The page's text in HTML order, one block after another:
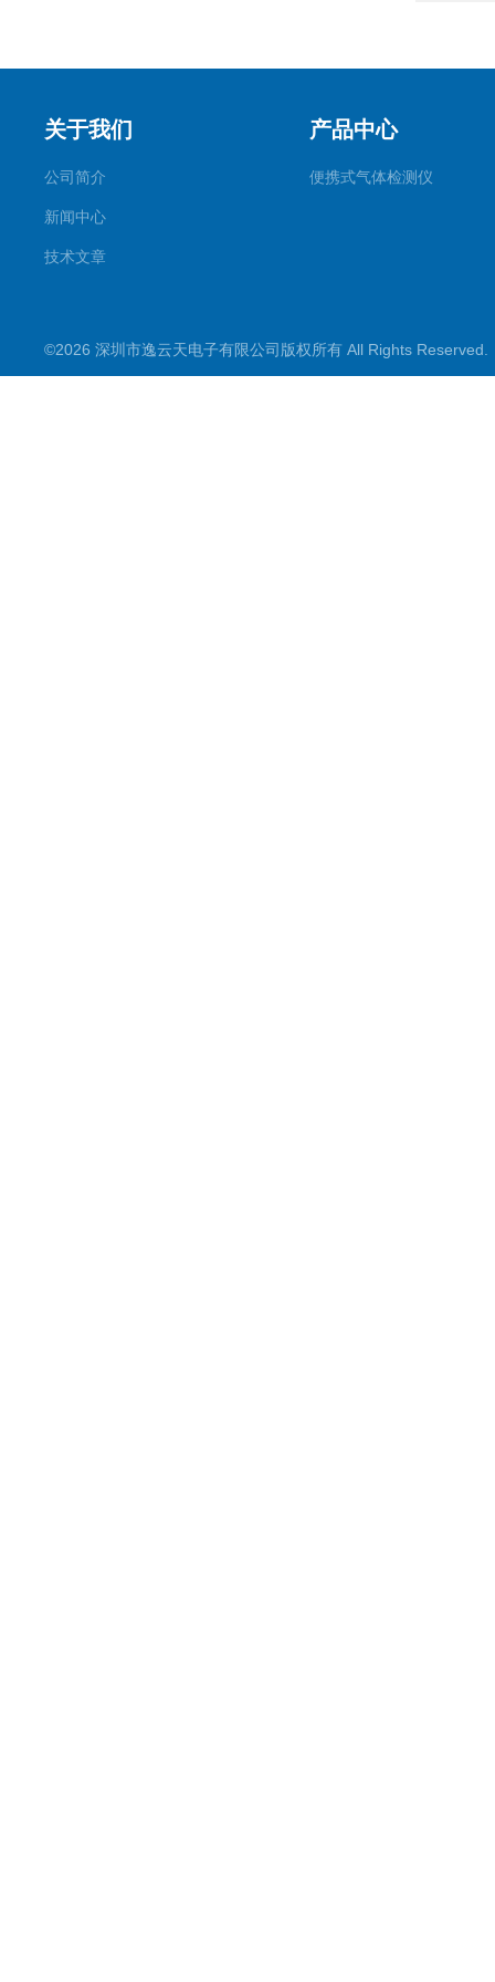
关于我们
公司简介
新闻中心
技术文章
产品中心
便携式气体检测仪
©2026 深圳市逸云天电子有限公司版权所有 All Rights